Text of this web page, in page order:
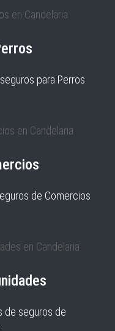
para Perros
de Comercios
de seguros de